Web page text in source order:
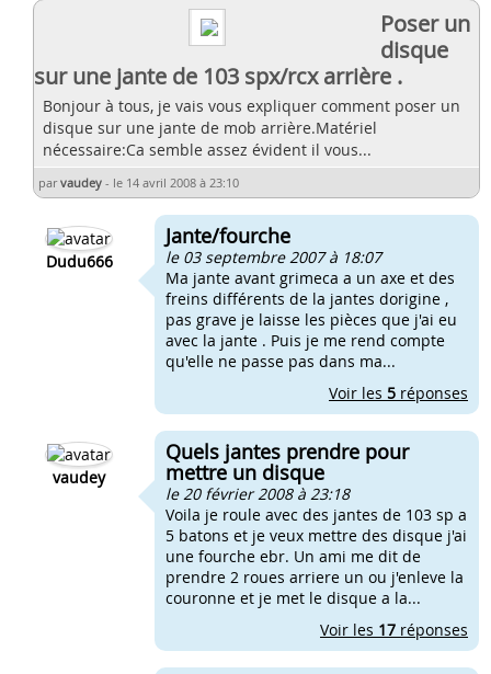
Poser un
disque
sur une jante de 103 spx/rcx arrière .
Bonjour à tous, je vais vous expliquer comment poser un
disque sur une jante de mob arrière.Matériel
nécessaire:Ca semble assez évident il vous...
parvaudey - le 14 avril 2008 à 23:10
Dudu666
Jante/fourche
le 03 septembre 2007 à 18:07
Ma jante avant grimeca a un axe et des
freins différents de la jantes dorigine ,
pas grave je laisse les pièces que j'ai eu
avec la jante . Puis je me rend compte
qu'elle ne passe pas dans ma...
Voir les 5 réponses
vaudey
Quels jantes prendre pour
mettre un disque
le 20 février 2008 à 23:18
Voila je roule avec des jantes de 103 sp a
5 batons et je veux mettre des disque j'ai
une fourche ebr. Un ami me dit de
prendre 2 roues arriere un ou j'enleve la
couronne et je met le disque a la...
Voir les 17 réponses